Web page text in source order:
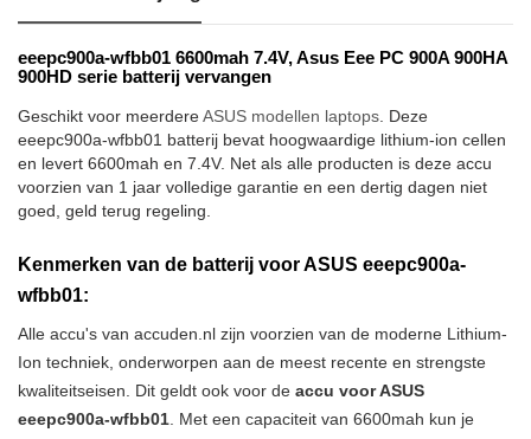
eeepc900a-wfbb01 6600mah 7.4V, Asus Eee PC 900A 900HA
900HD serie batterij vervangen
Geschikt voor meerdereASUS modellen laptops . Deze
eeepc900a-wfbb01 batterij bevat hoogwaardige lithium-ion cellen
en levert 6600mah en 7.4V. Net als alle producten is deze accu
voorzien van 1 jaar volledige garantie en een dertig dagen niet
goed, geld terug regeling.
Kenmerken van de batterij voor ASUS eeepc900a-
wfbb01:
Alle accu's van accuden.nl zijn voorzien van de moderne Lithium-
Ion techniek, onderworpen aan de meest recente en strengste
kwaliteitseisen. Dit geldt ook voor de accu voor ASUS
eeepc900a-wfbb01 . Met een capaciteit van 6600mah kun je